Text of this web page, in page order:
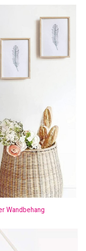
Wandbehang